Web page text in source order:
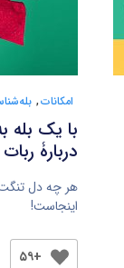
امکانات,
با یک
دربارۀ
هر چه دل تنگت
اینجاست!
+۵۹